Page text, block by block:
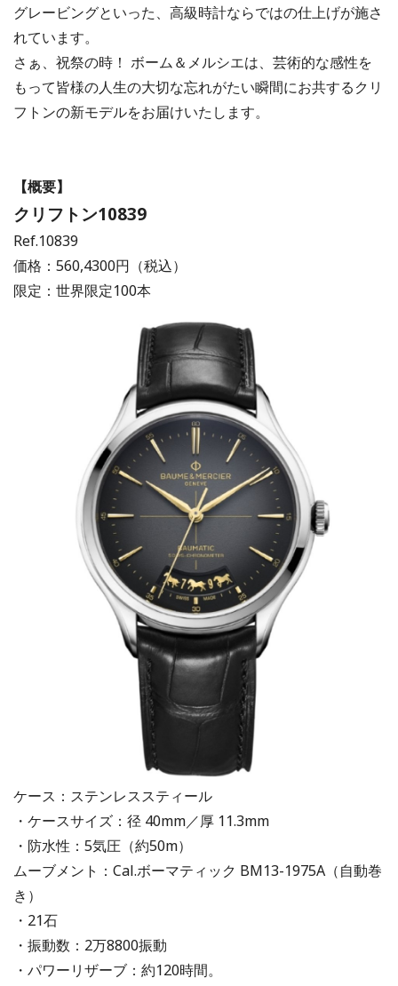
グレービングといった、高級時計ならではの仕上げが施さ
れています。
さぁ、祝祭の時！ ボーム＆メルシエは、芸術的な感性を
もって皆様の人生の大切な忘れがたい瞬間にお共するクリ
フトンの新モデルをお届けいたします。
【概要】
クリフトン10839
Ref.10839
価格：560,4300円（税込）
限定：世界限定100本
ケース：ステンレススティール
・ケースサイズ：径 40mm／厚 11.3mm
・防水性：5気圧（約50m）
ムーブメント：Cal.ボーマティック BM13-1975A（自動巻
き）
・21石
・振動数：2万8800振動
・パワーリザーブ：約120時間。